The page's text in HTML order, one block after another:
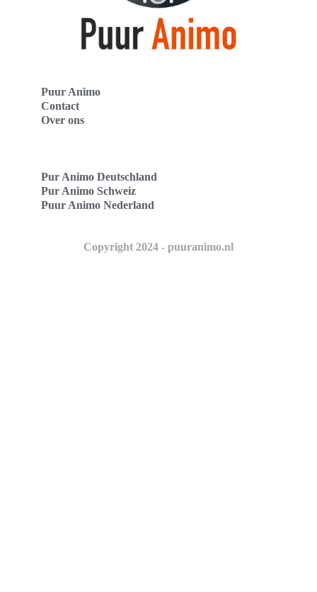
Puur Animo
Contact
Over ons
Pur Animo Deutschland
Pur Animo Schweiz
Puur Animo Nederland
Copyright 2024 - puuranimo.nl